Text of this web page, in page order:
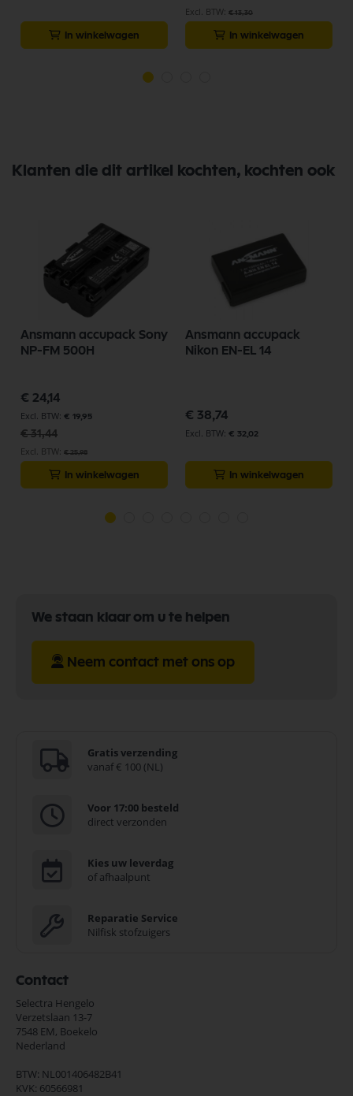
In winkelwagen
€ 13,30
In winkelwagen
Klanten die dit artikel kochten, kochten ook
Ansmann accupack Sony
NP-FM 500H
Speciale
prijs
€ 24,14
€ 19,95
€ 31,44
€ 25,98
In winkelwagen
Ansmann accupack
Nikon EN-EL 14
€ 38,74
€ 32,02
In winkelwagen
We staan klaar om u te helpen
Neem contact met ons op
Gratis verzending
vanaf € 100 (NL)
Voor 17:00 besteld
direct verzonden
Kies uw leverdag
of afhaalpunt
Reparatie Service
Nilfisk stofzuigers
Contact
Selectra Hengelo
Verzetslaan 13-7
7548 EM, Boekelo
Nederland
BTW: NL001406482B41
KVK: 60566981